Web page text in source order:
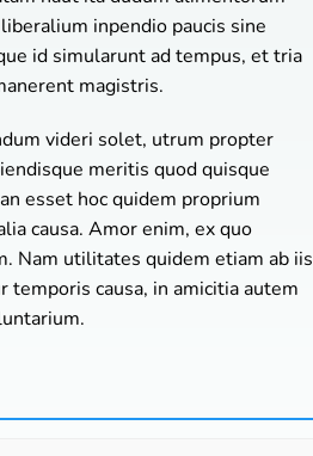
inpendio paucis sine
id simularunt ad tempus, et tria
magistris.
videri solet, utrum propter
meritis quod quisque
esset hoc quidem proprium
causa. Amor enim, ex quo
Nam utilitates quidem etiam ab iis
causa, in amicitia autem